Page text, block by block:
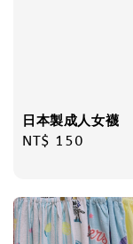
日本製成人女襪
Regular
NT$ 150